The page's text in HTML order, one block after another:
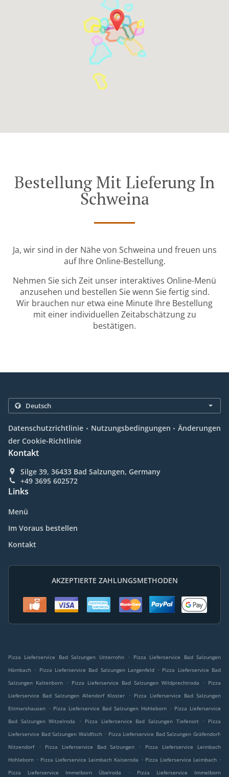
Bestellung Mit Lieferung In
Schweina
Ja, wir sind in der Nähe von Schweina und freuen uns
auf Ihre Online-Bestellung.
Nehmen Sie sich Zeit unser interaktives Online-Menü
anzusehen und bestellen Sie wenn Sie fertig sind.
Wir brauchen nur etwa eine Minute Ihre Bestellung
mit einer individuellen Zeitabschätzung zu
bestätigen.
Datenschutzrichtlinie . Nutzungsbedingungen . Änderungen
der Cookie-Richtlinie
Kontakt
Silge 39, 36433 Bad Salzungen, Germany
+49 3695 602572
Links
Menü
Im Voraus bestellen
Kontakt
AKZEPTIERTE ZAHLUNGSMETHODEN
Pizza Lieferservice Bad Salzungen Unterrohn .
Pizza Lieferservice Bad Salzungen
Hämbach . Pizza Lieferservice Bad Salzungen Langenfeld . Pizza Lieferservice Bad
Salzungen Kaltenborn
. Pizza Lieferservice Bad Salzungen Wildprechtroda . Pizza
Lieferservice Bad Salzungen Allendorf Kloster
. Pizza Lieferservice Bad Salzungen
Ettmarshausen . Pizza Lieferservice Bad Salzungen Hohleborn . Pizza Lieferservice
Bad Salzungen Witzelroda
. Pizza Lieferservice Bad Salzungen Tiefenort .
Pizza
Lieferservice Bad Salzungen Waldfisch . Pizza Lieferservice Bad Salzungen Gräfendorf-
Nitzendorf
. Pizza Lieferservice Bad Salzungen .
Pizza Lieferservice Leimbach
Hohleborn . Pizza Lieferservice Leimbach Kaiseroda . Pizza Lieferservice Leimbach .
Pizza Lieferservice Immelborn Übelroda
.
Pizza Lieferservice Immelborn